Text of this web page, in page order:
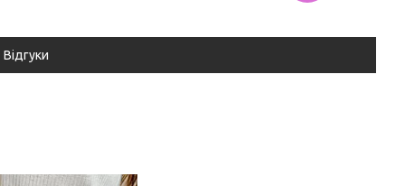
Відгуки